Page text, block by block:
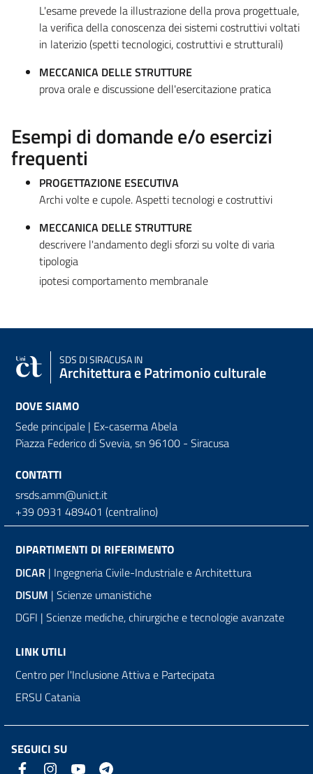
L'esame prevede la illustrazione della prova progettuale,
la verifica della conoscenza dei sistemi costruttivi voltati
in laterizio (spetti tecnologici, costruttivi e strutturali)
MECCANICA DELLE STRUTTURE
prova orale e discussione dell'esercitazione pratica
Esempi di domande e/o esercizi
frequenti
PROGETTAZIONE ESECUTIVA
Archi volte e cupole. Aspetti tecnologi e costruttivi
MECCANICA DELLE STRUTTURE
descrivere l'andamento degli sforzi su volte di varia
tipologia
ipotesi comportamento membranale
SDS DI SIRACUSA IN
Architettura e Patrimonio culturale
DOVE SIAMO
Sede principale | Ex-caserma Abela
Piazza Federico di Svevia, sn 96100 - Siracusa
CONTATTI
srsds.amm@unict.it
+39 0931 489401 (centralino)
DIPARTIMENTI DI RIFERIMENTO
DICAR | Ingegneria Civile-Industriale e Architettura
DISUM | Scienze umanistiche
DGFI | Scienze mediche, chirurgiche e tecnologie avanzate
LINK UTILI
Centro per l'Inclusione Attiva e Partecipata
ERSU Catania
SEGUICI SU